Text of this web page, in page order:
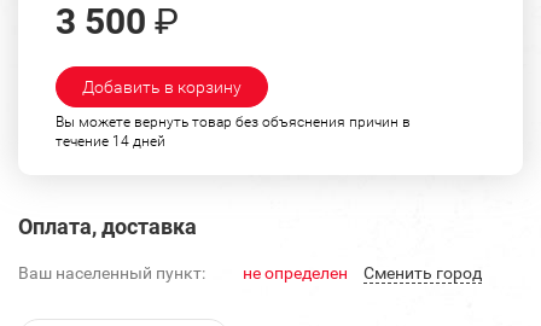
3 500 ₽
Добавить в корзину
Вы можете вернуть товар без объяснения причин в
течение 14 дней
Оплата, доставка
Ваш населенный пункт: не определен Cменить город